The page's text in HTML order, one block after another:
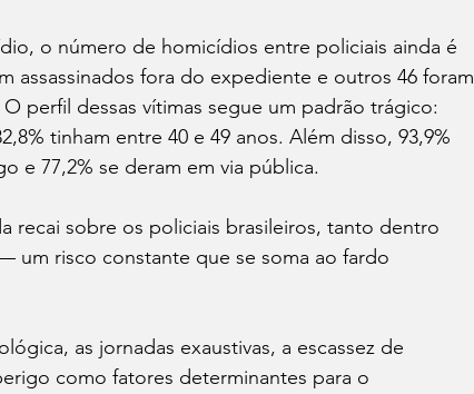
o número de homicídios entre policiais ainda é
assassinados fora do expediente e outros 46 foram
perfil dessas vítimas segue um padrão trágico:
tinham entre 40 e 49 anos. Além disso, 93,9%
e 77,2% se deram em via pública.
recai sobre os policiais brasileiros, tanto dentro
um risco constante que se soma ao fardo
as jornadas exaustivas, a escassez de
como fatores determinantes para o